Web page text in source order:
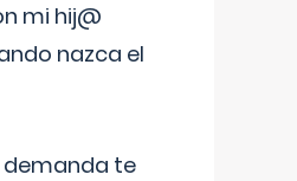
mi hij@
nazca el
demanda te